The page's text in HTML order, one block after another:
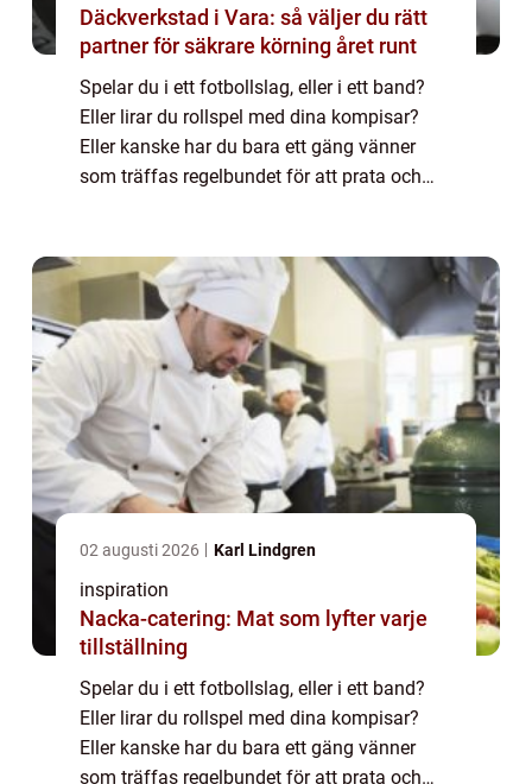
Däckverkstad i Vara: så väljer du rätt
partner för säkrare körning året runt
Spelar du i ett fotbollslag, eller i ett band?
Eller lirar du rollspel med dina kompisar?
Eller kanske har du bara ett gäng vänner
som träffas regelbundet för att prata och
02 augusti 2026 Karl Lindgren
inspiration
Nacka-catering: Mat som lyfter varje
tillställning
Spelar du i ett fotbollslag, eller i ett band?
Eller lirar du rollspel med dina kompisar?
Eller kanske har du bara ett gäng vänner
som träffas regelbundet för att prata och